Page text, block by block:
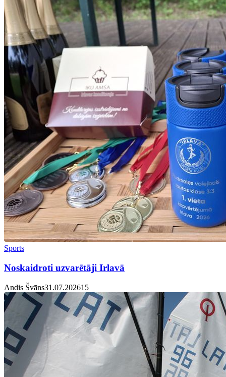
Sports
Noskaidroti uzvarētāji Irlavā
Andis Švāns31.07.20261 5